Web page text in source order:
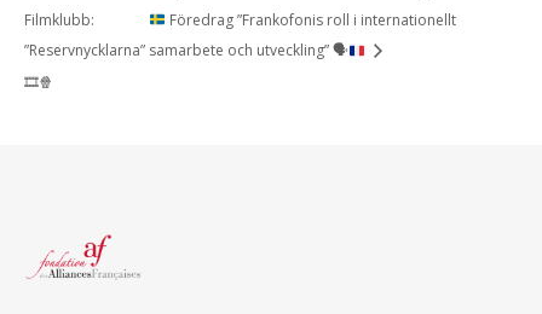
Filmklubb:
”Reservnycklarna”
🎞️🍿
Föredrag ”Frankofonis roll i internationellt
samarbete och utveckling”🗣️